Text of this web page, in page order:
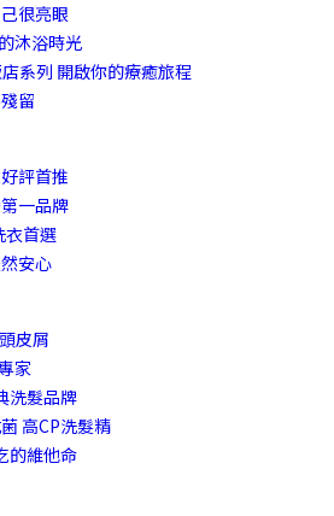
很亮眼
沐浴時光
系列 開啟你的療癒旅程
留
評首推
一品牌
衣首選
安心
皮屑
家
洗髮品牌
高CP洗髮精
的維他命